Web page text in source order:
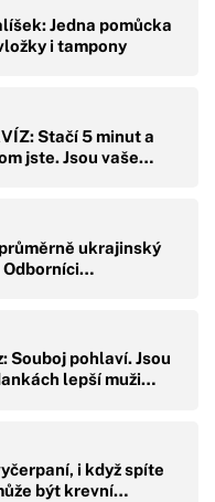
Jedna pomůcka
i tampony
Stačí 5 minut a
jste. Jsou vaše…
ukrajinský
Odborníci…
Souboj pohlaví. Jsou
lepší muži…
i když spíte
být krevní…